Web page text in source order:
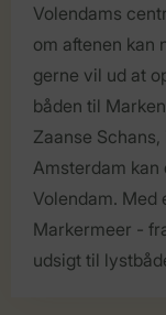
Volendams
om aftenen kan
gerne vil ud at
båden til
Zaanse
Amsterdam kan
Volendam. Med
Markermeer -
udsigt til